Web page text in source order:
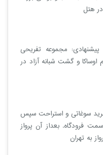
هتل
مجموعه تفریحی
اوساکا و گشت شبانه آزاد در
سوغاتی و استراحت سپس
بعداز آن پرواز
به تهران